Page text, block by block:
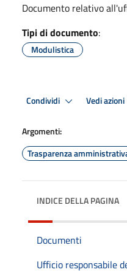
Documento relativo
Tipi di documento:
Modulistica
Condividi Vedi azioni
Argomenti:
Trasparenza
INDICE DELLA PAGINA
Documenti
Ufficio responsabile